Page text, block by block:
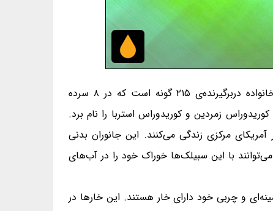
خانواده‌ی گربه‌ماهیان زره‌دار Callichthyidae، خانواده‌ای از راسته‌ی گربه‌ماهی‌سانان و از رده‌ی پرتوبالگان هستند. این خانواده دربرگیرنده‌ی ۲۱۵ گونه است که در ۸ سرده
زمردین و کوریدوراس استربا را نام برد.
مرکزی زندگی می‌کنند. این جانوران بدنی
دارند. این ماهیان می‌توانند با این سبیلک‌ها خوراک خود را در آب‌های
و چربی خود دارای خار هستند. این خارها در